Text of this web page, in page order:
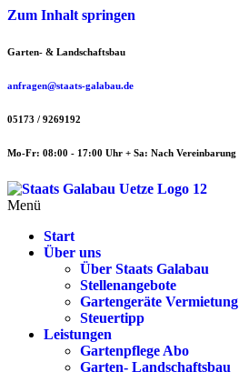
Zum Inhalt springen
Garten- & Landschaftsbau
anfragen@staats-galabau.de
05173 / 9269192
Mo-Fr: 08:00 - 17:00 Uhr + Sa: Nach Vereinbarung
Menü
Start
Über uns
Über Staats Galabau
Stellenangebote
Gartengeräte Vermietung
Steuertipp
Leistungen
Gartenpflege Abo
Garten- Landschaftsbau